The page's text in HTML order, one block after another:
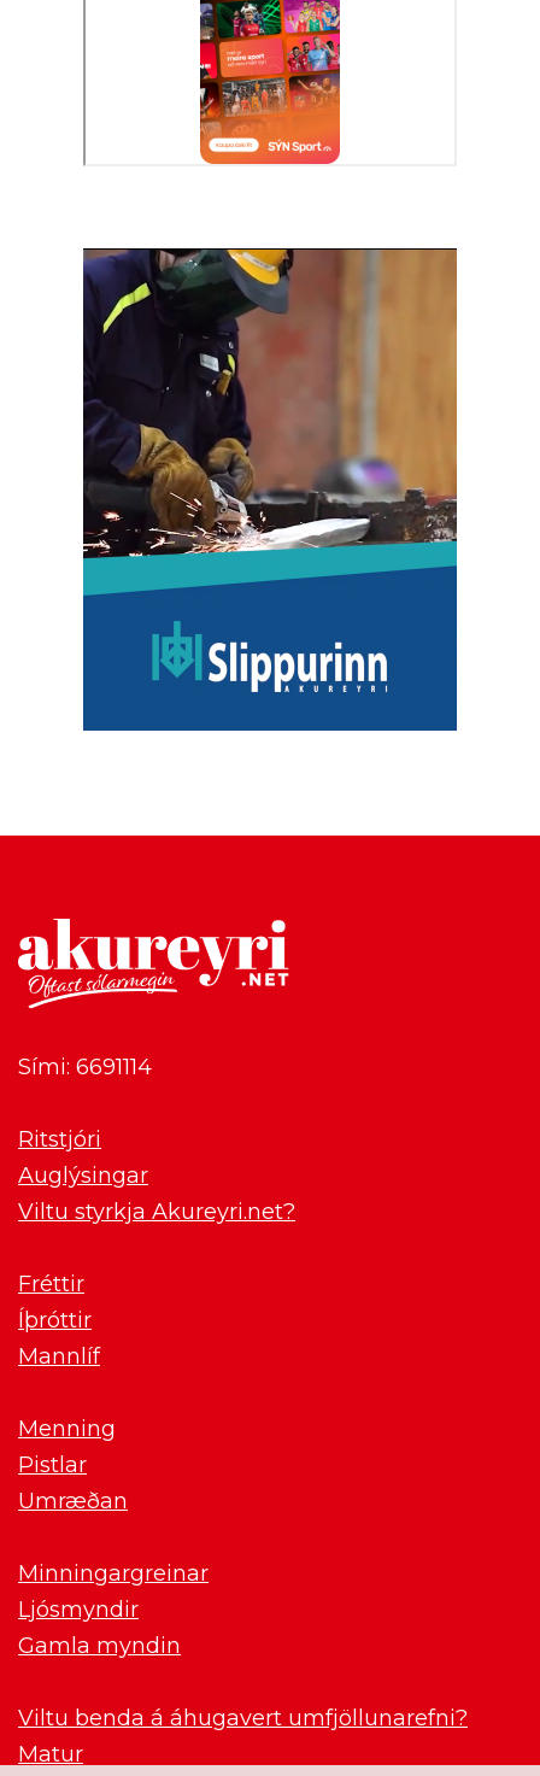
Sími: 6691114
Ritstjóri
Auglýsingar
Viltu styrkja Akureyri.net?
Fréttir
Íþróttir
Mannlíf
Menning
Pistlar
Umræðan
Minningargreinar
Ljósmyndir
Gamla myndin
Viltu benda á áhugavert umfjöllunarefni?
Matur